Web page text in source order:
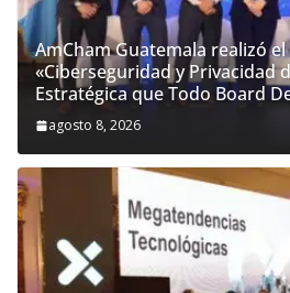
AmCham Guatemala realizó
«Ciberseguridad y Privacidad
Estratégica que Todo Board
agosto 8, 2026